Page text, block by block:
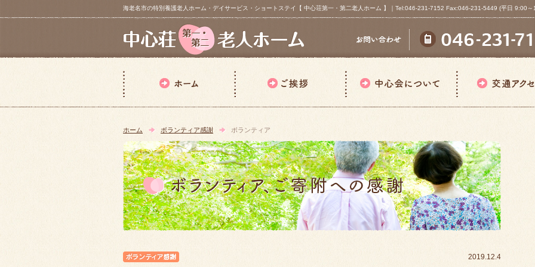
海老名市の特別養護老人ホーム・デイサービス・ショートステイ【 中心荘第一・第二老人ホーム 】｜Tel:046-231-7152 Fax:046-231-5449 (平日 9:00
ホーム ボランティア感謝 ボランティア
2019.12.4